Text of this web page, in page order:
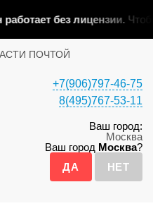
работает без лицензии.
ПОЧТОЙ
+7(906)797-46-75
8(495)767-53-11
Ваш город:
Москва
Ваш город Москва?